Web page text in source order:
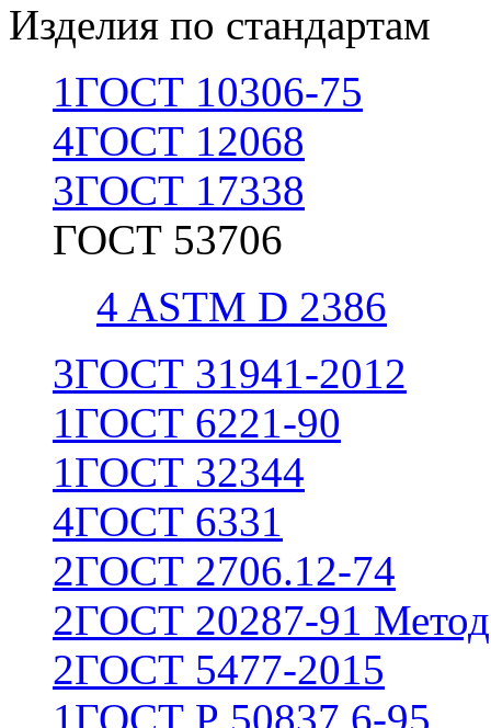
Изделия по стандартам
1ГОСТ 10306-75
4ГОСТ 12068
3ГОСТ 17338
ГОСТ 53706
4 ASTM D 2386
3ГОСТ 31941-2012
1ГОСТ 6221-90
1ГОСТ 32344
4ГОСТ 6331
2ГОСТ 2706.12-74
2ГОСТ 20287-91
2ГОСТ 5477-2015